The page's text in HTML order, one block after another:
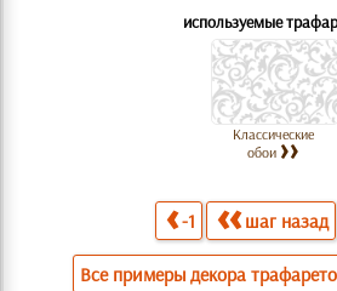
используемые
Классические
обои
-1 шаг назад
Все примеры декора